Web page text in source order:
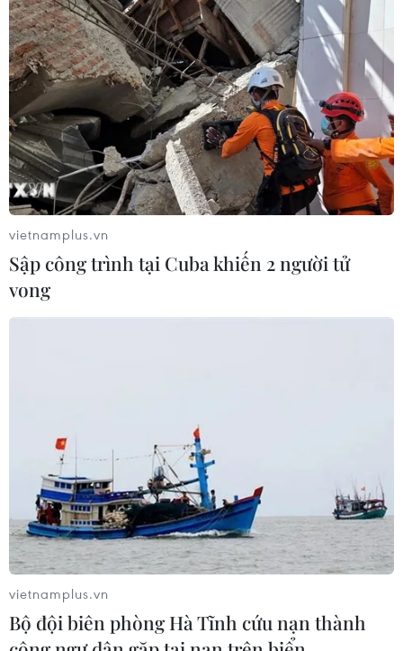
07/05/2026 09:15
Công an thành phố Hải Phòng vừa ra quyết định khởi tố
vụ án, khởi tố bị can và lệnh bắt tạm giam đối với
Nguyễn Mạnh Hùng để điều tra về hành vi lừa đảo
chiếm đoạt tài sản.
Khởi tố đối tượng lừa đảo chiếm đoạt tài
sản, làm giả giấy chứng nhận tốt nghiệp
25/04/2026 08:27
Trong giai đoạn từ năm 2020-2025, Phạm Quốc Dương
không báo cáo Trường Đại học Trưng Vương, cho 7
người theo học và thu tổng cộng của họ trên 300 triệu
vietnamplus.vn
Sập công trình tại Cuba khiến 2 người tử
vong
vietnamplus.vn
Bộ đội biên phòng Hà Tĩnh cứu nạn thành